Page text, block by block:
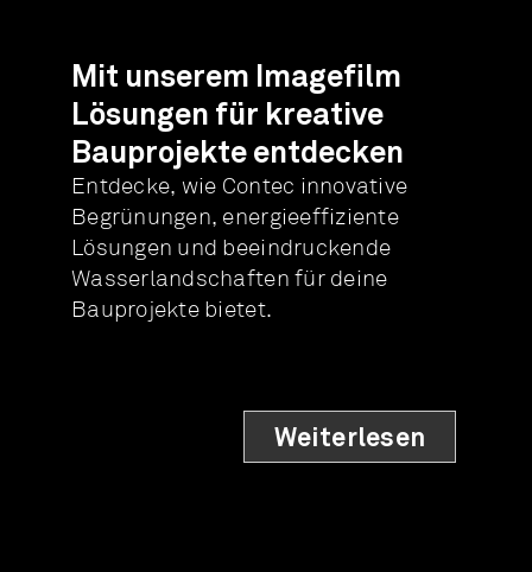
Mit unserem Imagefilm
Lösungen für kreative
Bauprojekte entdecken
Entdecke, wie Contec innovative
Begrünungen, energieeffiziente
Lösungen und beeindruckende
Wasserlandschaften für deine
Bauprojekte bietet.
Weiterlesen